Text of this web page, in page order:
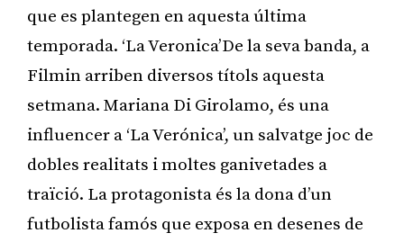
que es plantegen en aquesta última
temporada. ‘La Veronica’De la seva banda, a
Filmin arriben diversos títols aquesta
setmana. Mariana Di Girolamo, és una
influencer a ‘La Verónica’, un salvatge joc de
dobles realitats i moltes ganivetades a
traïció. La protagonista és la dona d’un
futbolista famós que exposa en desenes de